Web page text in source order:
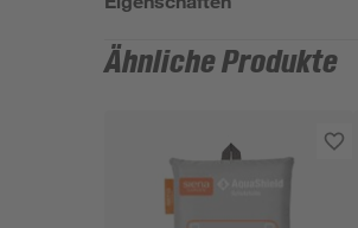
Ähnliche Produkte